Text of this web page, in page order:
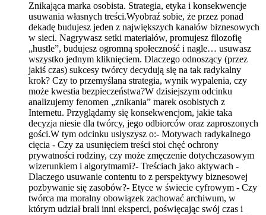
Znikająca marka osobista. Strategia, etyka i konsekwencje
usuwania własnych treści.Wyobraź sobie, że przez ponad
dekadę budujesz jeden z największych kanałów biznesowych
w sieci. Nagrywasz setki materiałów, promujesz filozofię
„hustle”, budujesz ogromną społeczność i nagle… usuwasz
wszystko jednym kliknięciem. Dlaczego odnoszący (przez
jakiś czas) sukcesy twórcy decydują się na tak radykalny
krok? Czy to przemyślana strategia, wynik wypalenia, czy
może kwestia bezpieczeństwa?W dzisiejszym odcinku
analizujemy fenomen „znikania” marek osobistych z
Internetu. Przyglądamy się konsekwencjom, jakie taka
decyzja niesie dla twórcy, jego odbiorców oraz zaproszonych
gości.W tym odcinku usłyszysz o:- Motywach radykalnego
cięcia - Czy za usunięciem treści stoi chęć ochrony
prywatności rodziny, czy może zmęczenie dotychczasowym
wizerunkiem i algorytmami?- Treściach jako aktywach -
Dlaczego usuwanie contentu to z perspektywy biznesowej
pozbywanie się zasobów?- Etyce w świecie cyfrowym - Czy
twórca ma moralny obowiązek zachować archiwum, w
którym udział brali inni eksperci, poświęcając swój czas i